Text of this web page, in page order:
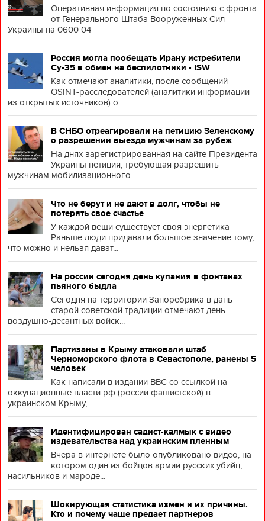
Оперативная информация по состоянию с фронта
от Генерального Штаба Вооруженных Сил
Украины на 0600 04
Россия могла пообещать Ирану истребители
Су-35 в обмен на беспилотники - ISW
Как отмечают аналитики, после сообщений
OSINT-расследователей (аналитики информации
из открытых источников) о ...
В СНБО отреагировали на петицию Зеленскому
о разрешении выезда мужчинам за рубеж
На днях зарегистрированная на сайте Президента
Украины петиция, требующая разрешить
мужчинам мобилизационного ...
Что не берут и не дают в долг, чтобы не
потерять свое счастье
У каждой вещи существует своя энергетика
Раньше люди придавали большое значение тому,
что можно и нельзя дават...
На россии сегодня день купания в фонтанах
пьяного быдла
Сегодня на территории Запоребрика в дань
старой советской традиции отмечают день
воздушно-десантных войск...
Партизаны в Крыму атаковали штаб
Черноморского флота в Севастополе, ранены 5
человек
Как написали в издании BBC со ссылкой на
оккупационные власти рф (россии фашистской) в
украинском Крыму, ...
Идентифицирован садист-калмык с видео
издевательства над украинским пленным
Вчера в интернете было опубликовано видео, на
котором один из бойцов армии русских убийц,
насильников и мароде...
Шокирующая статистика измен и их причины.
Кто и почему чаще предает партнеров